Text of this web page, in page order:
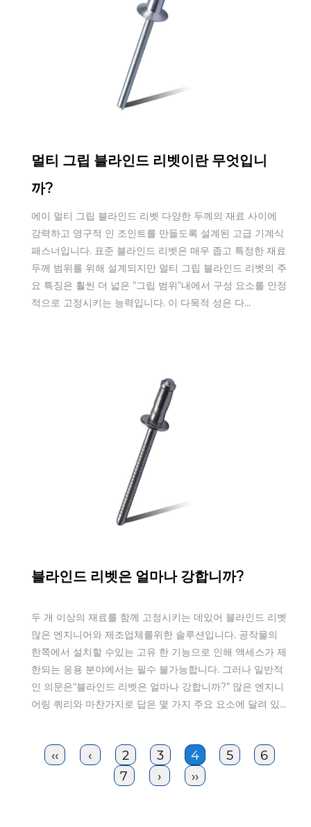
멀티 그립 블라인드 리벳이란 무엇입니
까?
에이 멀티 그립 블라인드 리벳 다양한 두께의 재료 사이에
강력하고 영구적 인 조인트를 만들도록 설계된 고급 기계식
패스너입니다. 표준 블라인드 리벳은 매우 좁고 특정한 재료
두께 범위를 위해 설계되지만 멀티 그립 블라인드 리벳의 주
요 특징은 훨씬 더 넓은 "그립 범위"내에서 구성 요소를 안정
적으로 고정시키는 능력입니다. 이 다목적 성은 다...
블라인드 리벳은 얼마나 강합니까?
두 개 이상의 재료를 함께 고정시키는 데있어 블라인드 리벳
많은 엔지니어와 제조업체를위한 솔루션입니다. 공작물의
한쪽에서 설치할 수있는 고유 한 기능으로 인해 액세스가 제
한되는 응용 분야에서는 필수 불가능합니다. 그러나 일반적
인 의문은“블라인드 리벳은 얼마나 강합니까?” 많은 엔지니
어링 쿼리와 마찬가지로 답은 몇 가지 주요 요소에 달려 있...
‹‹ ‹ 2 3 4 5
6
7
› ››